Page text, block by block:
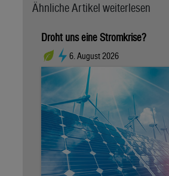
Ähnliche Artikel weiterlesen
Droht uns eine Stromkrise?
6. August 2026